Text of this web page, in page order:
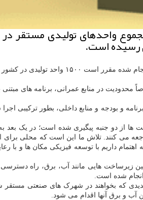
در منابع عمرانی، برنامه های
برنامه و بودجه و منابع داخلی، بطور ترکیبی
از دو جنبه پیگیری شده است؛ در یک بعد
می کنند. تلاش ما این است که محلی
داریم با توسعه فیزیکی مکان ها و
زیرساخت هایی مانند آب، برق، راه
شده است.
که بخواهند در شهرک های صنعتی مستقر
و برق آنها اقدام می شود.